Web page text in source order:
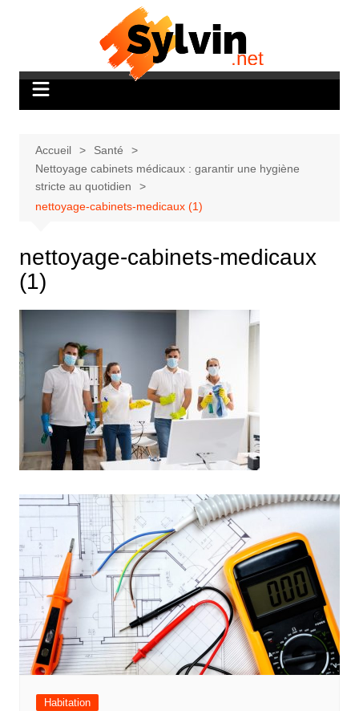
Accueil
Santé
Nettoyage cabinets médicaux : garantir une hygiène
stricte au quotidien
nettoyage-cabinets-medicaux (1)
nettoyage-cabinets-medicaux
(1)
Navigation
de
l’article
Habitation